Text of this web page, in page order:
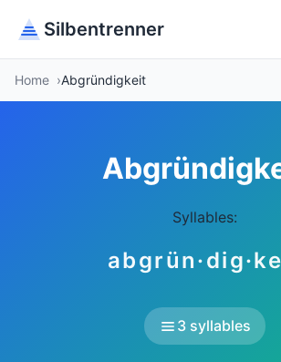
Silbentrenner
Home Abgründigkeit
Syllables:
3 syllables